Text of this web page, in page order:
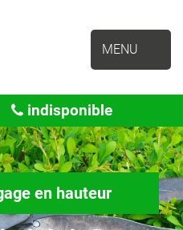
MENU
indisponible
en hauteur